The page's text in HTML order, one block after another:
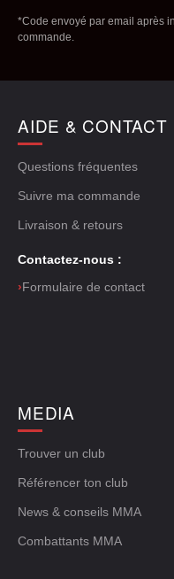
*Code envoyé par email après
commande.
AIDE & CONTACT
Questions fréquentes
Suivre ma commande
Livraison & retours
Contactez-nous :
›Formulaire de contact
MEDIA
Trouver un club
Référencer ton club
News & conseils MMA
Combattants MMA